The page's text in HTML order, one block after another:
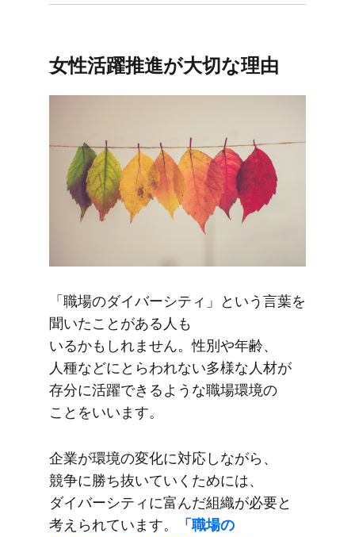
女性活躍推進が​大切な​理由
「職場の​ダイバーシティ」と​いう​言葉を​
聞いた​ことがある​人も​
いるかもしれません。​性別や​年齢、​
人種などにとらわれない​多様な​人材が​
存分に​活躍できるような​職場環境の​
ことを​いいます。
企業が​環境の​変化に​対応しながら、​
競争に​勝ち抜いていく​ためには、​
ダイバーシティに​富んだ​組織が​必要と​
考えられています。
​「職場の​